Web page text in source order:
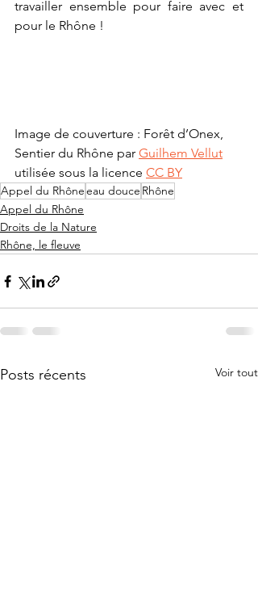
travailler ensemble pour faire avec et
pour le Rhône !
Image de couverture : Forêt d’Onex,
Sentier du Rhône par Guilhem Vellut
utilisée sous la licence CC BY
Appel du Rhôneeau douce Rhône
Appel du Rhône
Droits de la Nature
Rhône, le fleuve
Posts récents Voir tout